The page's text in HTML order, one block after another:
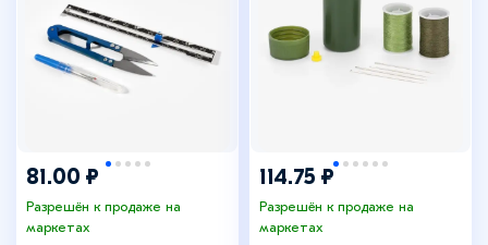
81.00 ₽
Разрешён к продаже на
маркетах
114.75 ₽
Разрешён к продаже на
маркетах